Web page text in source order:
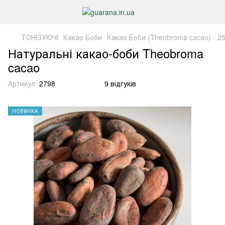
ТОНІЗУЮЧІ Какао Боби Какао Боби (Theobroma cacao) -
Натуральні какао-боби Theobroma
cacao
Артикул: 2798 9 відгуків
НОВИНКА